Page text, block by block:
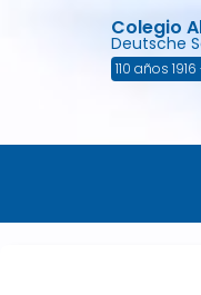
Colegio
Deutsche
110 años